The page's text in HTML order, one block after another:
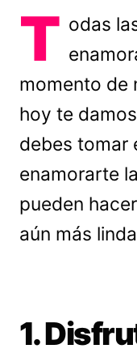
T odas
momento de
hoy te
debes tomar
enamorarte
pueden
aún más
1.